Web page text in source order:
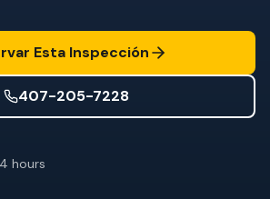
Esta Inspección
407-205-7228
hours